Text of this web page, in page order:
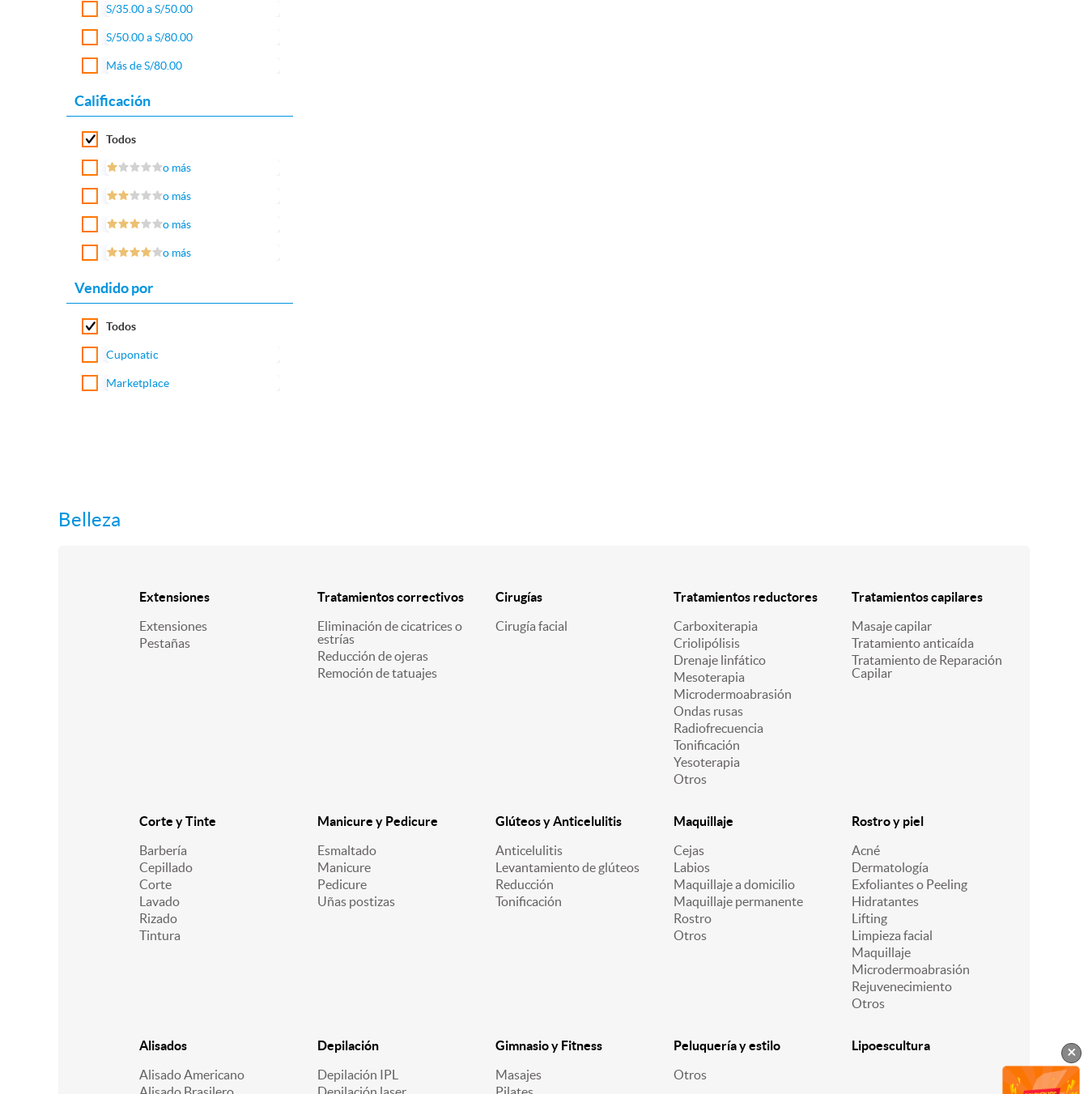
S/35.00 a S/50.00
S/50.00 a S/80.00
Más de S/80.00
Calificación
Todos
o más
o más
o más
o más
Vendido por
Todos
Cuponatic
Marketplace
Belleza
Extensiones
Extensiones
Pestañas
Tratamientos correctivos
Eliminación de cicatrices o
estrías
Reducción de ojeras
Remoción de tatuajes
Cirugías
Cirugía facial
Tratamientos reductores
Carboxiterapia
Criolipólisis
Drenaje linfático
Mesoterapia
Microdermoabrasión
Ondas rusas
Radiofrecuencia
Tonificación
Yesoterapia
Otros
Tratamientos capilares
Masaje capilar
Tratamiento anticaída
Tratamiento de Reparación
Capilar
Corte y Tinte
Barbería
Cepillado
Corte
Lavado
Rizado
Tintura
Manicure y Pedicure
Esmaltado
Manicure
Pedicure
Uñas postizas
Glúteos y Anticelulitis
Anticelulitis
Levantamiento de glúteos
Reducción
Tonificación
Maquillaje
Cejas
Labios
Maquillaje a domicilio
Maquillaje permanente
Rostro
Otros
Rostro y piel
Acné
Dermatología
Exfoliantes o Peeling
Hidratantes
Lifting
Limpieza facial
Maquillaje
Microdermoabrasión
Rejuvenecimiento
Otros
Alisados
Alisado Americano
Depilación
Depilación IPL
Gimnasio y Fitness
Masajes
Peluquería y estilo
Otros
Lipoescultura ×